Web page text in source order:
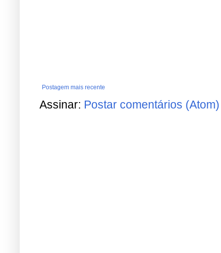
Postagem mais recente
Assinar: Postar comentários (Atom)